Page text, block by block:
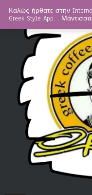
Καλώς ήρθατε στην
Greek Style App. ,